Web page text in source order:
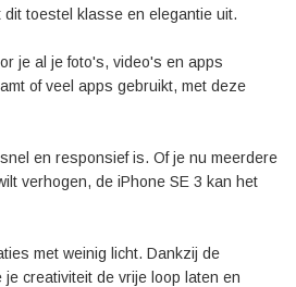
toestel klasse en elegantie uit.
je al je foto's, video's en apps
of veel apps gebruikt, met deze
en responsief is. Of je nu meerdere
verhogen, de iPhone SE 3 kan het
met weinig licht. Dankzij de
creativiteit de vrije loop laten en